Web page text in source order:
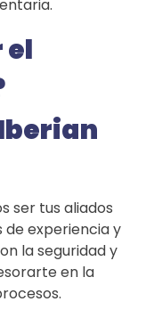
el
ser tus aliados
de experiencia y
la seguridad y
en la